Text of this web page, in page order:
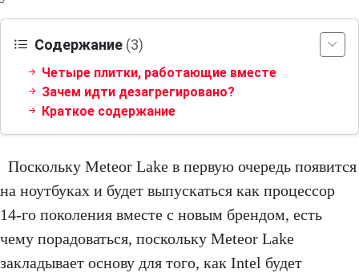
Содержание (3)
Четыре плитки, работающие вместе
Зачем идти дезагрегировано?
Краткое содержание
Поскольку Meteor Lake в первую очередь появится
на ноутбуках и будет выпускаться как процессор
14-го поколения вместе с новым брендом, есть
чему порадоваться, поскольку Meteor Lake
закладывает основу для того, как Intel будет